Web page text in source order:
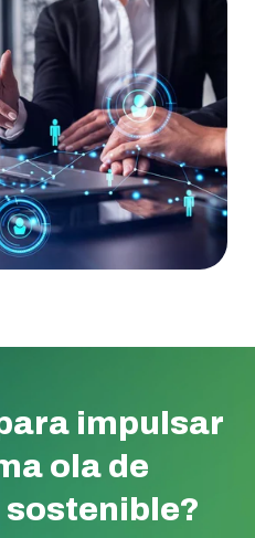
impulsar
ola de